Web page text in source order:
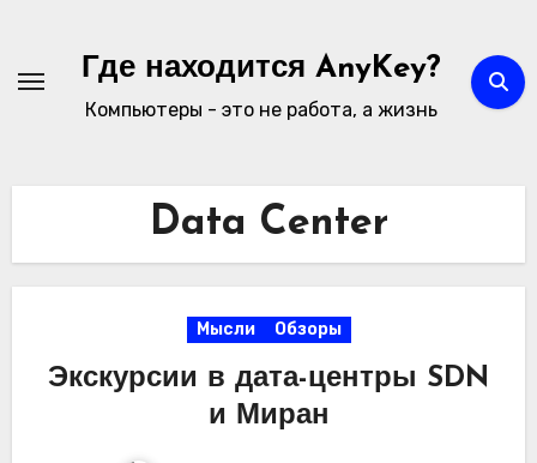
содержимомуГде находится AnyKey?
Компьютеры - это не работа, а жизнь
Data Center
Мысли Обзоры
Экскурсии в дата-центры SDN
и Миран